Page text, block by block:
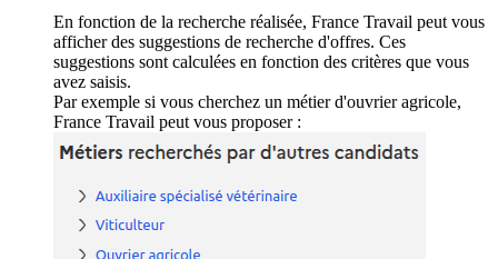
En fonction de la recherche réalisée, France Travail peut vous
afficher des suggestions de recherche d'offres. Ces
suggestions sont calculées en fonction des critères que vous
avez saisis.
Par exemple si vous cherchez un métier d'ouvrier agricole,
France Travail peut vous proposer :